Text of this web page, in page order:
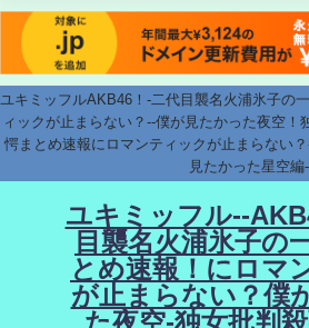
ユキミッフルAKB46！-二代目襲名火浦氷子の
ィックが止まらない？--僕が見たかった夜空！
愕まとめ速報にロマンティックが止まらない
見たかった星空編-
ユキミッフル--
目襲名火浦氷子の
とめ速報！にロマ
が止まらない？僕
た夜空-独女批判